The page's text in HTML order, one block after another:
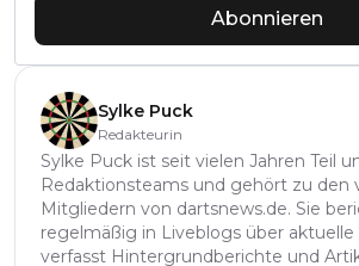
Abonnieren
Sylke Puck
Redakteurin
Sylke Puck ist seit vielen Jahren Teil
Redaktionsteams und gehört zu den
Mitgliedern von dartsnews.de. Sie
regelmäßig in Liveblogs über aktuelle
verfasst Hintergrundberichte und